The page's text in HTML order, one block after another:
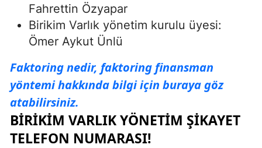
Fahrettin Özyapar
Birikim Varlık yönetim kurulu üyesi:
Ömer Aykut Ünlü
Faktoring nedir, faktoring finansman
yöntemi hakkında bilgi için buraya göz
atabilirsiniz.
BIRIKIM VARLIK YÖNETIM ŞIKAYET
TELEFON NUMARASI!